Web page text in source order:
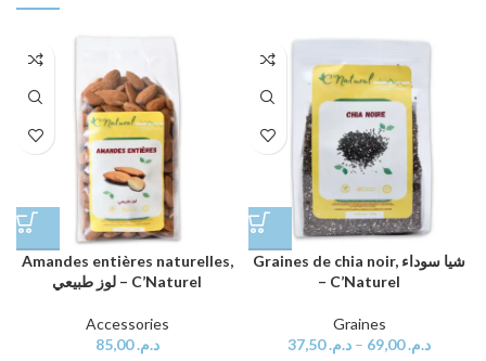
Amandes entières naturelles,
لوز طبيعي – C’Naturel
Accessories
د.م.85,00
Graines de chia noir, شيا سوداء
– C’Naturel
Graines
د.م.37,50 – د.م.69,00